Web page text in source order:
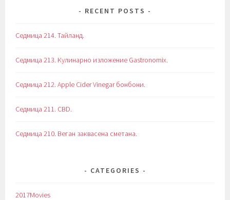
RECENT POSTS
Седмица 214. Тайланд.
Седмица 213. Кулинарно изложение Gastronomix.
Седмица 212. Apple Cider Vinegar бонбони.
Седмица 211. CBD.
Седмица 210. Веган заквасена сметана.
CATEGORIES
2017Movies